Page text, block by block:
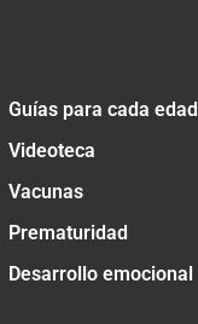
Guías para cada edad
Videoteca
Vacunas
Prematuridad
Desarrollo emocional